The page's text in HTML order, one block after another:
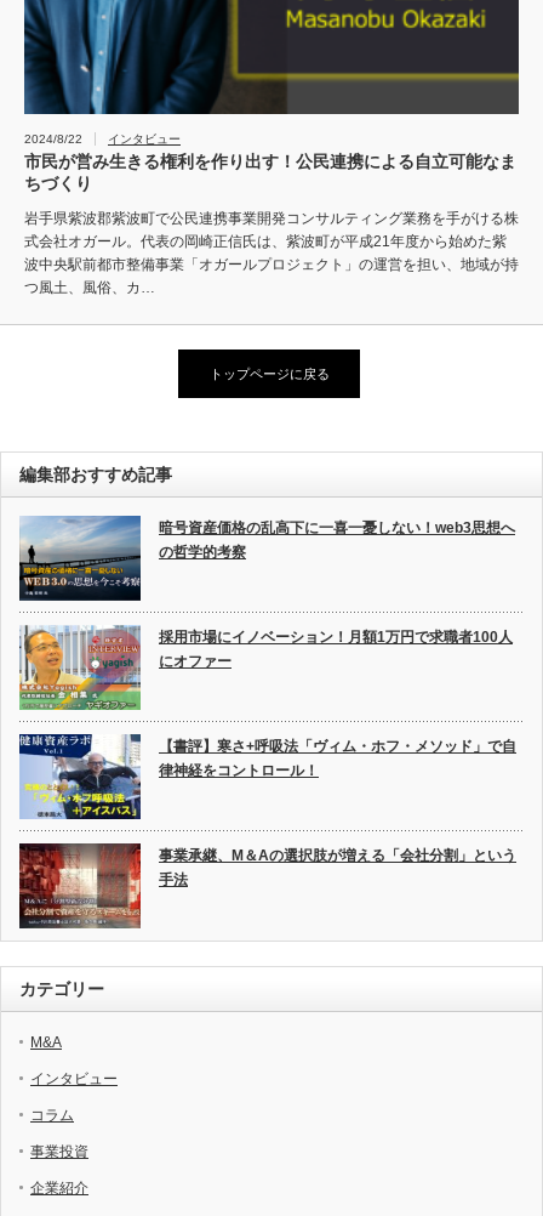
2024/8/22 インタビュー
市民が営み生きる権利を作り出す！公民連携による自立可能なま
ちづくり
岩手県紫波郡紫波町で公民連携事業開発コンサルティング業務を手がける株
式会社オガール。代表の岡崎正信氏は、紫波町が平成21年度から始めた紫
波中央駅前都市整備事業「オガールプロジェクト」の運営を担い、地域が持
つ風土、風俗、カ…
トップページに戻る
編集部おすすめ記事
暗号資産価格の乱高下に一喜一憂しない！web3思想へ
の哲学的考察
採用市場にイノベーション！月額1万円で求職者100人
にオファー
【書評】寒さ+呼吸法「ヴィム・ホフ・メソッド」で自
律神経をコントロール！
事業承継、M＆Aの選択肢が増える「会社分割」という
手法
カテゴリー
M&A
インタビュー
コラム
事業投資
企業紹介